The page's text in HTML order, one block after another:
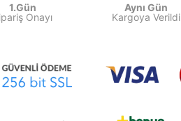
1.Gün
Onayı
Aynı Gün
Kargoya Verildi